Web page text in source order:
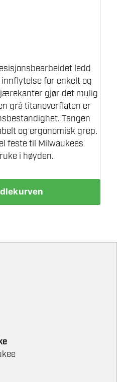
ledd
for enkelt og
gjør det mulig
grå titanoverflaten er
Tangen
og ergonomisk grep.
feste til Milwaukees
i høyden.